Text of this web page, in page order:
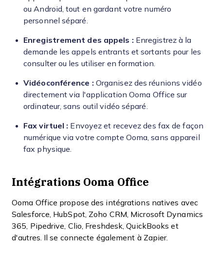
ou Android, tout en gardant votre numéro
personnel séparé.
Enregistrement des appels : Enregistrez à la
demande les appels entrants et sortants pour les
consulter ou les utiliser en formation.
Vidéoconférence : Organisez des réunions vidéo
directement via l'application Ooma Office sur
ordinateur, sans outil vidéo séparé.
Fax virtuel : Envoyez et recevez des fax de façon
numérique via votre compte Ooma, sans appareil
fax physique.
Intégrations Ooma Office
Ooma Office propose des intégrations natives avec
Salesforce, HubSpot, Zoho CRM, Microsoft Dynamics
365, Pipedrive, Clio, Freshdesk, QuickBooks et
d'autres. Il se connecte également à Zapier.